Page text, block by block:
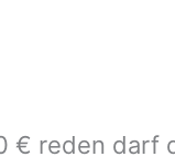
€ reden darf